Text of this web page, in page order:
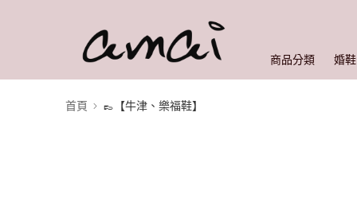
商品分類 婚
首頁 👞【牛津、樂福鞋】